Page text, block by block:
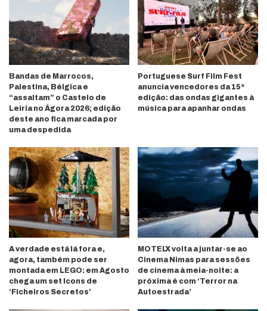
Bandas de Marrocos,
Palestina, Bélgica e
“assaltam” o Castelo de
Leiria no Ágora 2026; edição
deste ano fica marcada por
uma despedida
Portuguese Surf Film Fest
anuncia vencedores da 15ª
edição: das ondas gigantes à
música para apanhar ondas
A verdade está lá fora e,
agora, também pode ser
montada em LEGO: em Agosto
chega um set Icons de
‘Ficheiros Secretos’
MOTELX volta a juntar-se ao
Cinema Nimas para sessões
de cinema à meia-noite: a
próxima é com ‘Terror na
Autoestrada’